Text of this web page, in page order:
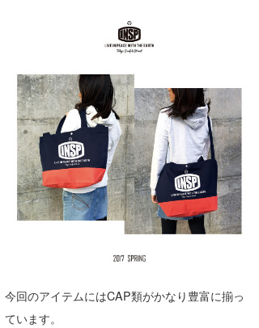
今回のアイテムにはCAP類がかなり豊富に揃っ
ています。